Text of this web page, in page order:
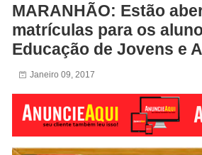
MARANHÃO: Estão
matrículas para os
Educação de Jovens e
Janeiro 09, 2017